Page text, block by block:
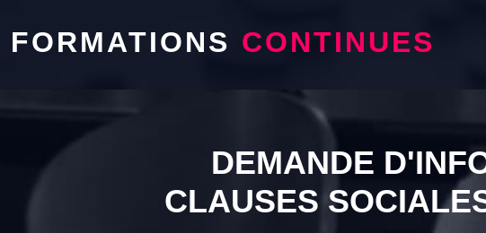
FORMATIONS CONTINUES
DEMANDE
CLAUSES